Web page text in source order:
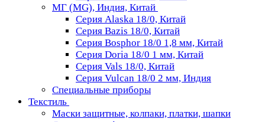
МГ (MG), Индия, Китай
Серия Alaska 18/0, Китай
Серия Bazis 18/0, Китай
Серия Bosphor 18/0 1,8 мм, Китай
Серия Doria 18/0 1 мм, Китай
Серия Vals 18/0, Китай
Серия Vulcan 18/0 2 мм, Индия
Специальные приборы
Текстиль
Маски защитные, колпаки, платки, шапки